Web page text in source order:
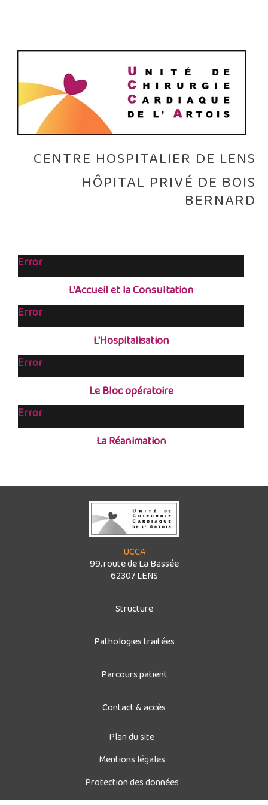
CENTRE HOSPITALIER DE LENS
HÔPITAL PRIVÉ DE BOIS
BERNARD
Error
L'Accueil et la Consultation
Error
L'Hospitalisation
Error
Le Bloc opératoire
Error
La Réanimation
UCCA
99, route de La Bassée
62307 LENS
Structure
Pathologies traitées
Parcours patient
Contact & accès
Plan du site
Mentions légales
Protection des données